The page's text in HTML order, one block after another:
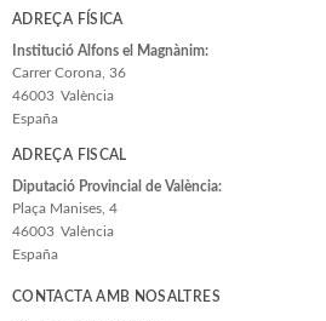
ADREÇA FÍSICA
Institució Alfons el Magnànim:
Carrer Corona, 36
46003 València
España
ADREÇA FISCAL
Diputació Provincial de València:
Plaça Manises, 4
46003 València
España
CONTACTA AMB NOSALTRES